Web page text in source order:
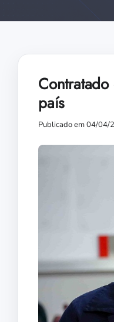
país
Publicado em 04/04/